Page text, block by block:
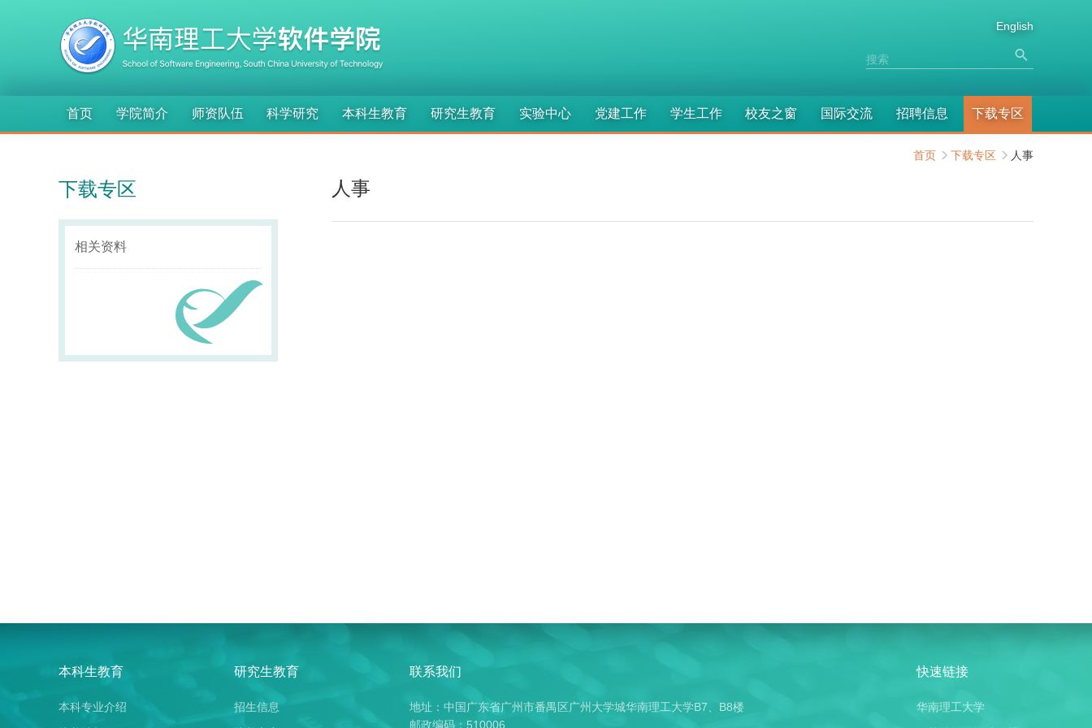
English
首页 学院简介 师资队伍 科学研究 本科生教育 研究生教育 实验中心 党建工作 学生工作 校友之窗 国际交流 招聘信息 下载专区
首页 下载专区 人事
人事
下载专区
相关资料
本科生教育
本科专业介绍
研究生教育
招生信息
联系我们
地址：中国广东省广州市番禺区广州大学城华南理工大学B7、B8楼
邮政编码：510006
快速链接
华南理工大学